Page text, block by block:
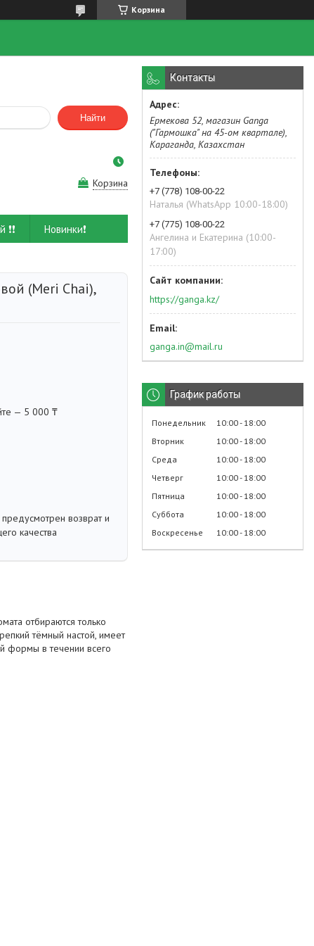
Корзина
Найти
Корзина
Новинки❗
(Meri Chai),
— 5 000 ₸
возврат и
качества
отбираются только
тёмный настой, имеет
формы в течении всего
Контакты
Ермекова 52, магазин Ganga
("Гармошка" на 45-ом квартале),
Караганда, Казахстан
+7 (778) 108-00-22
Наталья (WhatsApp 10:00-18:00)
+7 (775) 108-00-22
Ангелина и Екатерина (10:00-
17:00)
https://ganga.kz/
ganga.in@mail.ru
График работы
Понедельник 10:00 18:00
Вторник
10:00 18:00
Среда
10:00 18:00
Четверг
10:00 18:00
Пятница
10:00 18:00
Суббота
10:00 18:00
Воскресенье
10:00 18:00